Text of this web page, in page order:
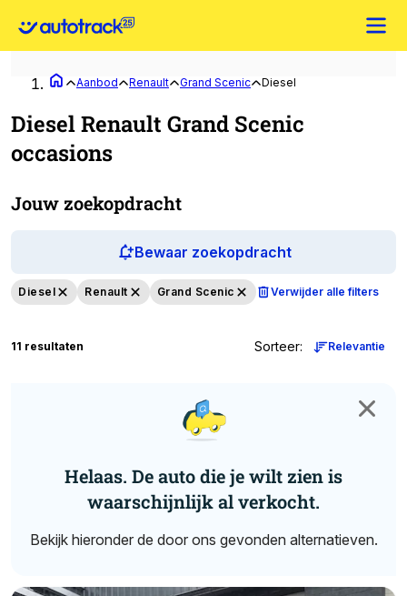
Aanbod Renault Grand Scenic Diesel
Diesel Renault Grand Scenic
occasions
Jouw zoekopdracht
Bewaar zoekopdracht
Diesel Renault Grand Scenic Verwijder alle filters
11 resultaten Sorteer: Relevantie
Helaas. De auto die je wilt zien is
waarschijnlijk al verkocht.
Bekijk hieronder de door ons gevonden alternatieven.